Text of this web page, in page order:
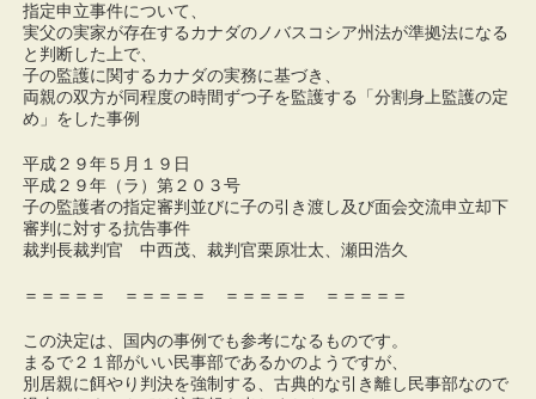
指定申立事件について、
実父の実家が存在するカナダのノバスコシア州法が準拠法になる
と判断した上で、
子の監護に関するカナダの実務に基づき、
両親の双方が同程度の時間ずつ子を監護する「分割身上監護の定
め」をした事例
平成２９年５月１９日
平成２９年（ラ）第２０３号
子の監護者の指定審判並びに子の引き渡し及び面会交流申立却下
審判に対する抗告事件
裁判長裁判官 中西茂、裁判官栗原壮太、瀬田浩久
＝＝＝＝＝ ＝＝＝＝＝ ＝＝＝＝＝ ＝＝＝＝＝
この決定は、国内の事例でも参考になるものです。
まるで２１部がいい民事部であるかのようですが、
別居親に餌やり判決を強制する、古典的な引き離し民事部なので